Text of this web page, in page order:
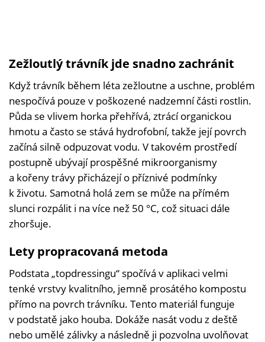
Zežloutlý trávník jde snadno zachránit
Když trávník během léta zežloutne a uschne, problém
nespočívá pouze v poškozené nadzemní části rostlin.
Půda se vlivem horka přehřívá, ztrácí organickou
hmotu a často se stává hydrofobní, takže její povrch
začíná silně odpuzovat vodu. V takovém prostředí
postupně ubývají prospěšné mikroorganismy
a kořeny trávy přicházejí o příznivé podmínky
k životu. Samotná holá zem se může na přímém
slunci rozpálit i na více než 50 °C, což situaci dále
zhoršuje.
Lety propracovaná metoda
Podstata „topdressingu“ spočívá v aplikaci velmi
tenké vrstvy kvalitního, jemně prosátého kompostu
přímo na povrch trávníku. Tento materiál funguje
v podstatě jako houba. Dokáže nasát vodu z deště
nebo umělé zálivky a následně ji pozvolna uvolňovat